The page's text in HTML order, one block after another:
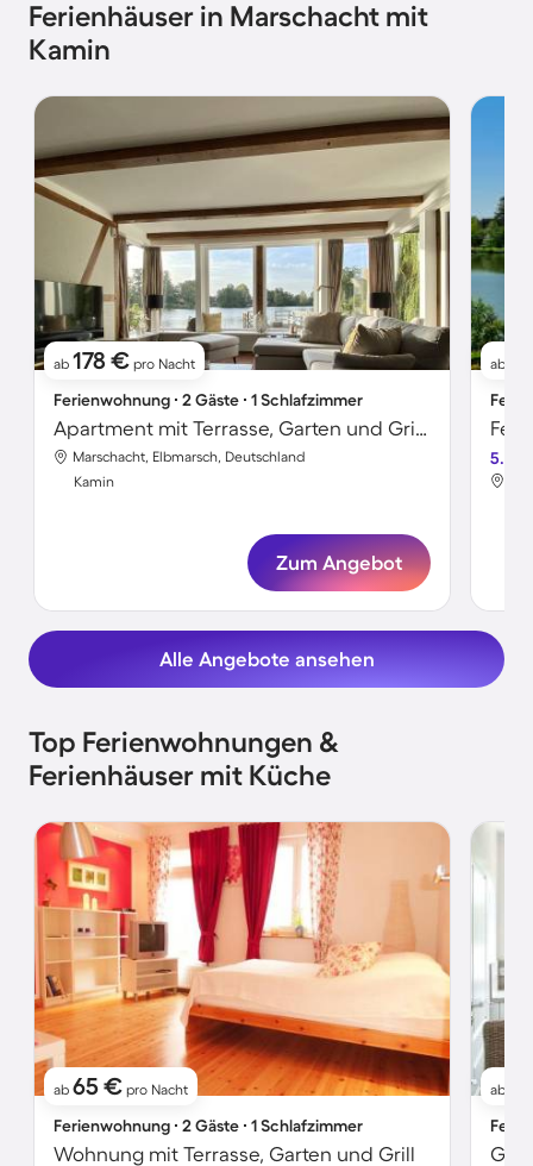
Ferienhäuser in Marschacht mit
Kamin
ab 178 € pro Nacht
Ferienwohnung ∙ 2 Gäste ∙ 1 Schlafzimmer
Apartment mit Terrasse, Garten und Grill | Seeblick | Perfekt für die Arbeit von Zuhause
Marschacht, Elbmarsch, Deutschland
Kamin
Zum Angebot
ab
5.0
Alle Angebote ansehen
Top Ferienwohnungen &
Ferienhäuser mit Küche
ab 65 € pro Nacht
Ferienwohnung ∙ 2 Gäste ∙ 1 Schlafzimmer
Wohnung mit Terrasse, Garten und Grill
ab